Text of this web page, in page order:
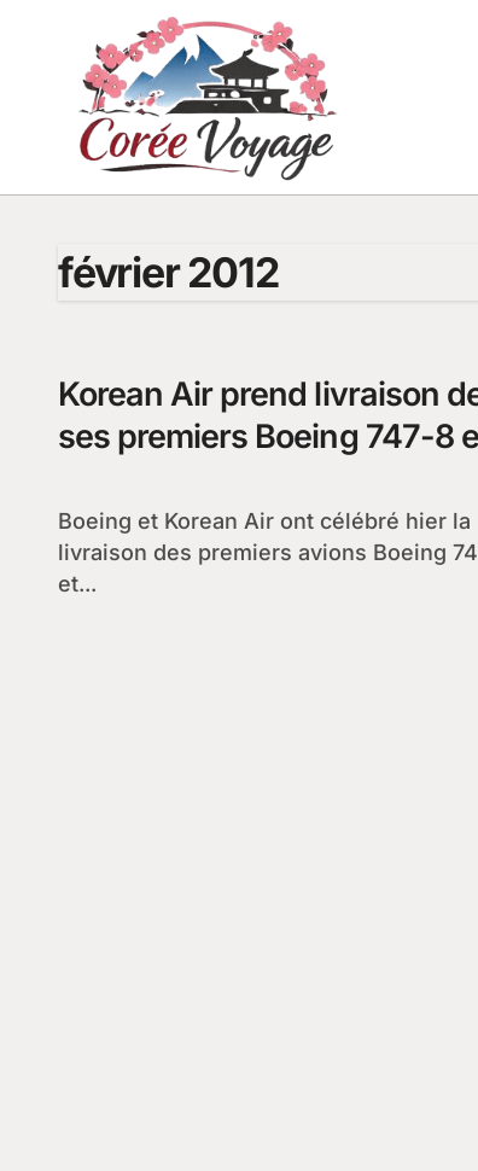
février 2012
Korean Air prend livraison
ses premiers Boeing 747-8
Boeing et Korean Air ont célébré hier la
livraison des premiers avions Boeing
et...